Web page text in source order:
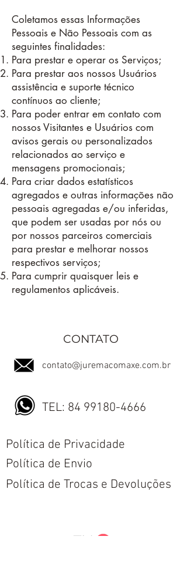
Coletamos essas Informações
Pessoais e Não Pessoais com as
seguintes finalidades:
Para prestar e operar os Serviços;
Para prestar aos nossos Usuários
assistência e suporte técnico
contínuos ao cliente;
Para poder entrar em contato com
nossos Visitantes e Usuários com
avisos gerais ou personalizados
relacionados ao serviço e
mensagens promocionais;
Para criar dados estatísticos
agregados e outras informações não
pessoais agregadas e/ou inferidas,
que podem ser usadas por nós ou
por nossos parceiros comerciais
para prestar e melhorar nossos
respectivos serviços;
Para cumprir quaisquer leis e
regulamentos aplicáveis.
CONTATO
contato@juremacomaxe.com.br
TEL: 84 99180-4666
Política de Privacidade
Política de Envio
Política de Trocas e Devoluções